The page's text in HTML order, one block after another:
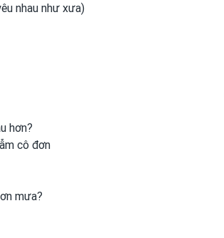
nhau như xưa)
hơn?
cô đơn
mưa?